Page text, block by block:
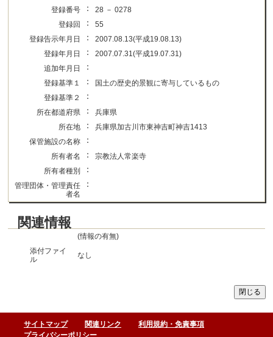
登録番号 ：
28 － 0278
登録回
：
55
登録告示年月日
：
2007.08.13(平成19.08.13)
登録年月日
：
2007.07.31(平成19.07.31)
追加年月日
：
登録基準１ ：
国土の歴史的景観に寄与しているもの
登録基準２
：
所在都道府県 ：
兵庫県
所在地
：
兵庫県加古川市東神吉町神吉1413
保管施設の名称
：
所有者名 ：
宗教法人常楽寺
所有者種別
：
管理団体・管理責任
者名
：
関連情報
(情報の有無)
添付ファイ
ル
なし
サイトマップ 関連リンク
利用規約・免責事項
プライバシーポリシー